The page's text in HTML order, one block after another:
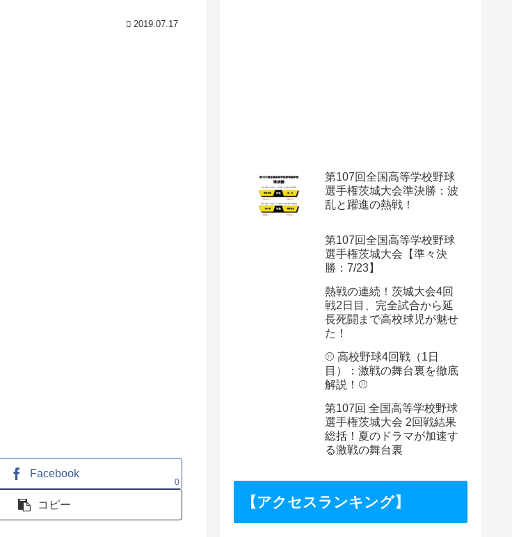
2019.07.17
Facebook
0
コピー
第107回全国高等学校野球
選手権茨城大会準決勝：波
乱と躍進の熱戦！
第107回全国高等学校野球
選手権茨城大会【準々決
勝：7/23】
熱戦の連続！茨城大会4回
戦2日目、完全試合から延
長死闘まで高校球児が魅せ
た！
⚾️ 高校野球4回戦（1日
目）：激戦の舞台裏を徹底
解説！⚾️
第107回 全国高等学校野球
選手権茨城大会 2回戦結果
総括！夏のドラマが加速す
る激戦の舞台裏
【アクセスランキング】